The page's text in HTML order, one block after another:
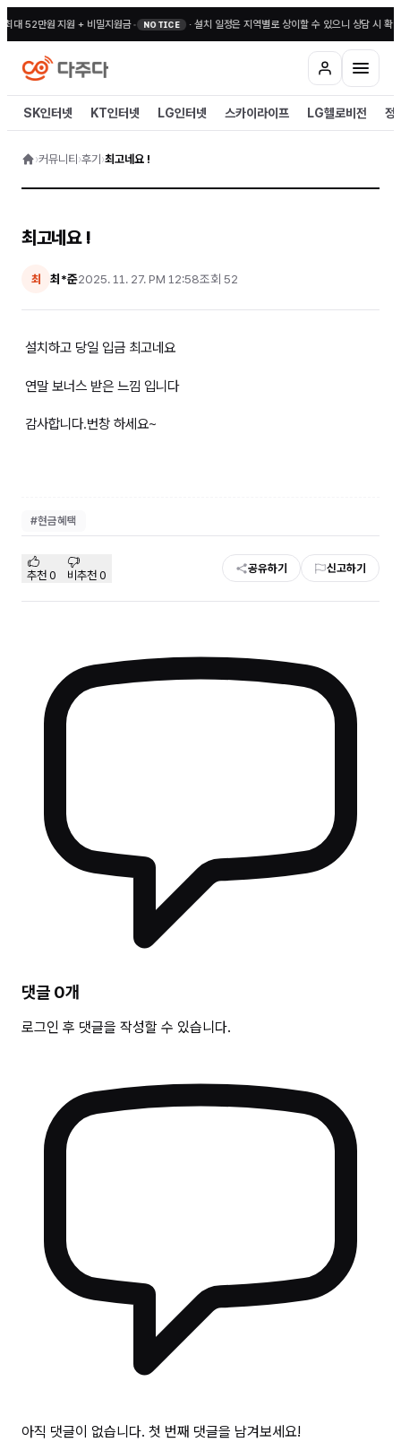
대 52만원 지원 + 비밀지원금• NOTICE · 설치 일정은 지역별로 상이할 수 있으니 상담 시 확인
SK인터넷 KT인터넷 LG인터넷 스카이라이프 LG헬로비전 정
›커뮤니티 ›후기 ›최고네요 !
최고네요 !
최 최*준2025. 11. 27. PM 12:58조회 52
설치하고 당일 입금 최고네요
연말 보너스 받은 느낌 입니다
감사합니다.번창 하세요~
#현금혜택
추천 0 비추천 0 공유하기 신고하기
댓글 0개
로그인 후 댓글을 작성할 수 있습니다.
아직 댓글이 없습니다. 첫 번째 댓글을 남겨보세요!